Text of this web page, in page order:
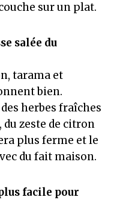
sur un plat.
salée du
tarama et
bien.
herbes fraîches
du zeste de citron
plus ferme et le
du fait maison.
facile pour